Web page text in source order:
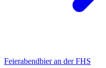
Feierabendbier an der FHS